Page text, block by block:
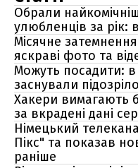
Обрали
улюбленців за рік:
Місячне
яскраві фото та
Можуть посадити: в
заснували
Хакери вимагають
за вкрадені дані
Німецький
Пікс" та показав
раніше